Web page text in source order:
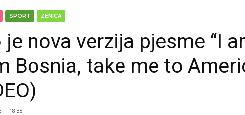
SPORT ZENICA
je nova verzija pjesme “I
Bosnia, take me to
| 18:38